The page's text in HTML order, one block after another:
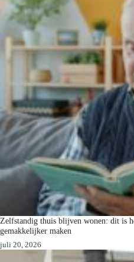
Zelfstandig thuis blijven wonen: dit is
gemakkelijker maken
juli 20, 2026